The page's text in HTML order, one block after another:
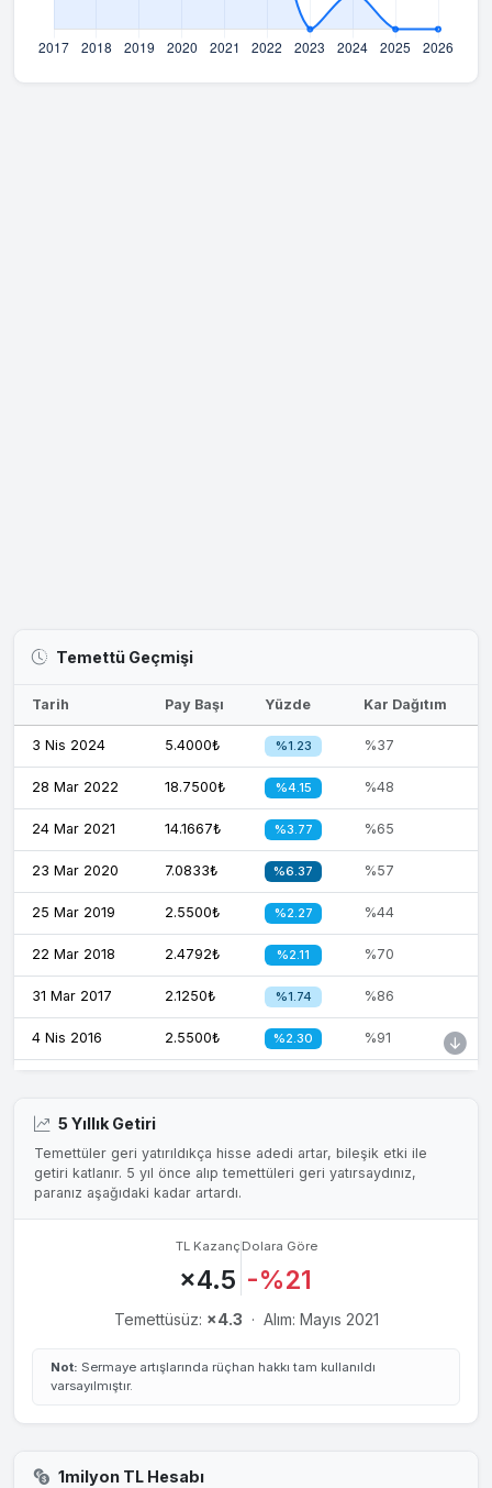
Temettü Geçmişi
Tarih Pay Başı Yüzde Kar Dağıtım
3 Nis 2024 5.4000₺ %1.23 %37
28 Mar 2022 18.7500₺ %4.15 %48
24 Mar 2021 14.1667₺ %3.77 %65
23 Mar 2020 7.0833₺ %6.37 %57
25 Mar 2019 2.5500₺ %2.27 %44
22 Mar 2018 2.4792₺ %2.11 %70
31 Mar 2017 2.1250₺ %1.74 %86
4 Nis 2016 2.5500₺ %2.30 %91
4 Nis 2014
3 Nis 2013 2.2667₺ %4.03 %82
20 Mar 2012
0.5313₺ %2.11
0.7225₺ %3.77
0.2550₺ %2.66 %21
12 May 2008 1.0625₺ %6.27 %80
5 Yıllık Getiri
Temettüler geri yatırıldıkça hisse adedi artar, bileşik etki ile
getiri katlanır. 5 yıl önce alıp temettüleri geri yatırsaydınız,
paranız aşağıdaki kadar artardı.
TL Kazanç
×4.5
Dolara Göre
-%21
Temettüsüz: ×4.3 · Alım: Mayıs 2021
Not: Sermaye artışlarında rüçhan hakkı tam kullanıldı
varsayılmıştır.
1milyon TL Hesabı